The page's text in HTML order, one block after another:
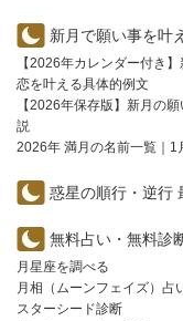
新月で願い事を叶
【2026年カレンダー付き
恋を叶える具体的例文
【2026年保存版】新月の
説
2026年 満月の名前一覧｜1
惑星の順行・逆行
無料占い・無料診
月星座を調べる
月相（ムーンフェイズ）占
スターシード診断